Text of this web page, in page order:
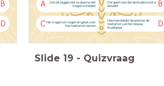
B
D
A
Dat wil zeggen dat ze daarna niet
mogen scheiden
B
Dat geeft aan dat de bruidsschat is
betaald
C Het vragen om zegen en geluk voor
hun toekomst samen
D
Hiermee bekijkt de priester de
toekomst van het nieuwe
bruidspaar
Slide 19 - Quizvraag